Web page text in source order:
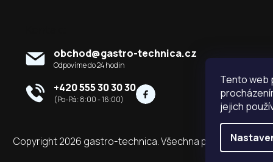
Tento web
jejich
obchod@gastro-technica.cz
+420 555 30 30 30
Copyright 2026 gastro-technica. Všechna práva